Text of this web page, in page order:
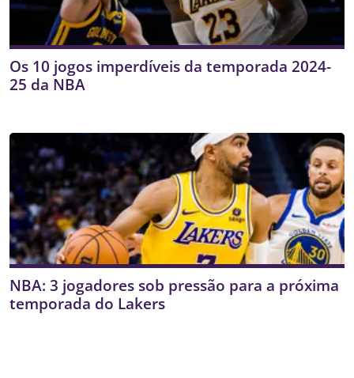
Os 10 jogos imperdíveis da temporada 2024-
25 da NBA
NBA: 3 jogadores sob pressão para a próxima
temporada do Lakers